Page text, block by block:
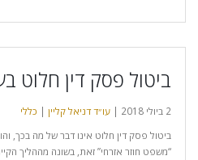
ביטול פסק דין חלוט
2 ביולי 2018 | עו״ד דניאל קליין | כללי
ביטול פסק דין חלוט אינו דבר של מה בכך,
“משפט חוזר אזרחי” זאת, בשונה מההליך